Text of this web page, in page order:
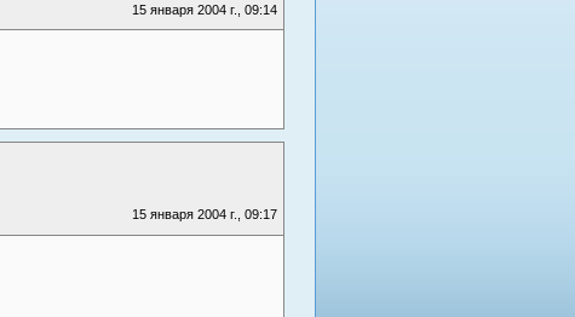
15 января 2004 г., 09:14
15 января 2004 г., 09:17